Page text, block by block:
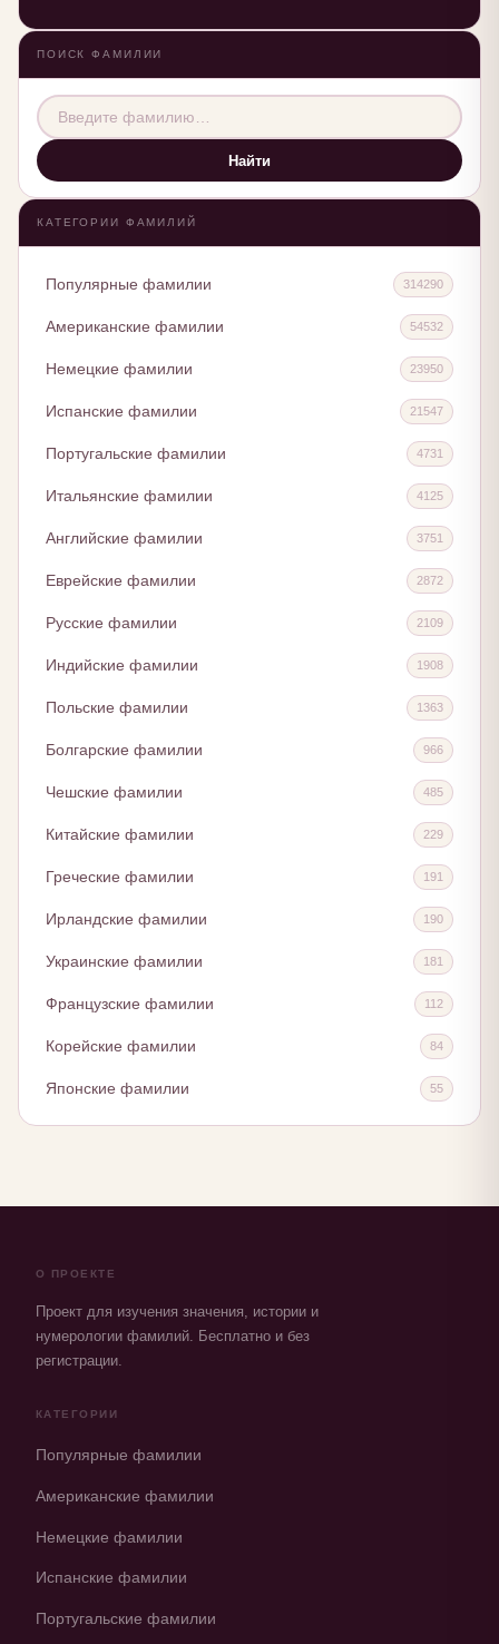
ПОИСК ФАМИЛИИ
Найти
КАТЕГОРИИ ФАМИЛИЙ
Популярные фамилии 314290
Американские фамилии 54532
Немецкие фамилии 23950
Испанские фамилии 21547
Португальские фамилии 4731
Итальянские фамилии 4125
Английские фамилии 3751
Еврейские фамилии 2872
Русские фамилии 2109
Индийские фамилии 1908
Польские фамилии 1363
Болгарские фамилии 966
Чешские фамилии 485
Китайские фамилии 229
Греческие фамилии 191
Ирландские фамилии 190
Украинские фамилии 181
Французские фамилии 112
Корейские фамилии 84
Японские фамилии 55
О ПРОЕКТЕ
Проект для изучения значения, истории и
нумерологии фамилий. Бесплатно и без
регистрации.
КАТЕГОРИИ
Популярные фамилии
Американские фамилии
Немецкие фамилии
Испанские фамилии
Португальские фамилии